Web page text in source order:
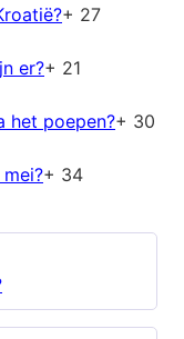
+ 27
er?+ 21
het poepen?+ 30
+ 34